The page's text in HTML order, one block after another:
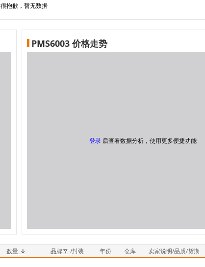
很抱歉，暂无数据
PMS6003 价格走势
登录 后查看数据分析，使用更多便捷功能
数量 品牌 /封装 年份 仓库 卖家说明/品质/货期